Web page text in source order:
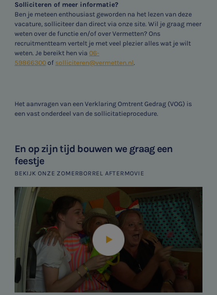
Solliciteren of meer informatie?
Ben je meteen enthousiast geworden na het lezen van deze
vacature, solliciteer dan direct via onze site. Wil je graag meer
weten over de functie en/of over Vermetten? Ons
recruitmentteam vertelt je met veel plezier alles wat je wilt
weten. Je bereikt hen via 06-
59866300of solliciteren@vermetten.nl.
Het aanvragen van een Verklaring Omtrent Gedrag (VOG) is
een vast onderdeel van de sollicitatieprocedure.
En op zijn tijd bouwen we graag een
feestje
BEKIJK ONZE ZOMERBORREL AFTERMOVIE